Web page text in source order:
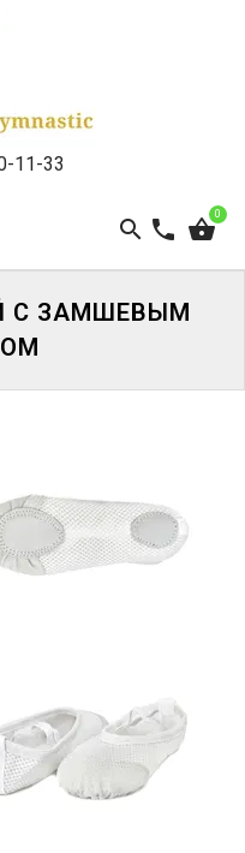
11-33
0
С ЗАМШЕВЫМ